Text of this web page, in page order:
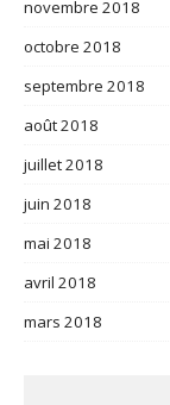
novembre 2018
octobre 2018
septembre 2018
août 2018
juillet 2018
juin 2018
mai 2018
avril 2018
mars 2018